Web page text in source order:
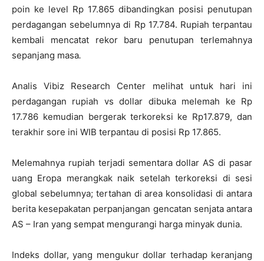
poin ke level Rp 17.865 dibandingkan posisi penutupan
perdagangan sebelumnya di Rp 17.784. Rupiah terpantau
kembali mencatat rekor baru penutupan terlemahnya
sepanjang masa.
Analis Vibiz Research Center melihat untuk hari ini
perdagangan rupiah vs dollar dibuka melemah ke Rp
17.786 kemudian bergerak terkoreksi ke Rp17.879, dan
terakhir sore ini WIB terpantau di posisi Rp 17.865.
Melemahnya rupiah terjadi sementara dollar AS di pasar
uang Eropa merangkak naik setelah terkoreksi di sesi
global sebelumnya; tertahan di area konsolidasi di antara
berita kesepakatan perpanjangan gencatan senjata antara
AS – Iran yang sempat mengurangi harga minyak dunia.
Indeks dollar, yang mengukur dollar terhadap keranjang